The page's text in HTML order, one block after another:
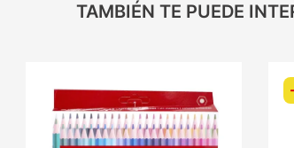
TAMBIÉN TE PUEDE